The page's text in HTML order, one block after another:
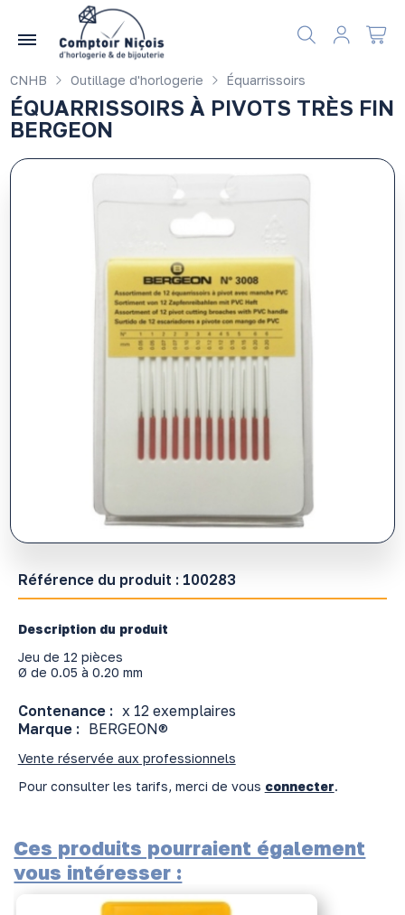
CNHB Outillage d'horlogerie Équarrissoirs
ÉQUARRISSOIRS À PIVOTS TRÈS FIN
BERGEON
Référence du produit : 100283
Description du produit
Jeu de 12 pièces
Ø de 0.05 à 0.20 mm
Contenance : x 12 exemplaires
Marque : BERGEON®
Vente réservée aux professionnels
Pour consulter les tarifs, merci de vous connecter.
Ces produits pourraient également
vous intéresser :
Gérer les préférences en matière de cookies